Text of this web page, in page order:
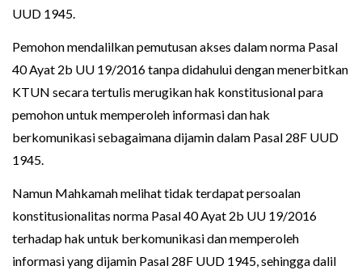
UUD 1945.
Pemohon mendalilkan pemutusan akses dalam norma Pasal
40 Ayat 2b UU 19/2016 tanpa didahului dengan menerbitkan
KTUN secara tertulis merugikan hak konstitusional para
pemohon untuk memperoleh informasi dan hak
berkomunikasi sebagaimana dijamin dalam Pasal 28F UUD
1945.
Namun Mahkamah melihat tidak terdapat persoalan
konstitusionalitas norma Pasal 40 Ayat 2b UU 19/2016
terhadap hak untuk berkomunikasi dan memperoleh
informasi yang dijamin Pasal 28F UUD 1945, sehingga dalil